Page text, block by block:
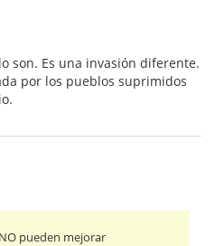
son. Es una invasión diferente.
por los pueblos suprimidos
pueden mejorar